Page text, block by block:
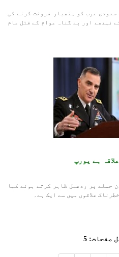
سعودی عرب کو ہتھیار فروخت کرنے کی
نہتھے اور بے گناہ عوام کے قتل عام
ہے یورپ
حملے پر ردعمل ظاہر کرتے ہوئے کہا
علاقوں میں سے ایک ہے۔
صفحات: 5